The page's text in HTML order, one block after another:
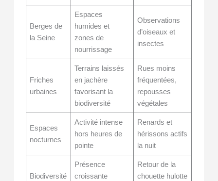
Berges de
la Seine
Espaces
humides et
zones de
nourrissage
Observations
d’oiseaux et
insectes
Friches
urbaines
Terrains laissés
en jachère
favorisant la
biodiversité
Rues moins
fréquentées,
repousses
végétales
Espaces
nocturnes
Activité intense
hors heures de
pointe
Renards et
hérissons actifs
la nuit
Biodiversité
Présence
croissante
Retour de la
chouette hulotte